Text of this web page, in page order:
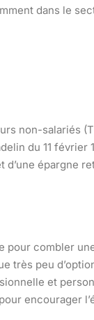
dans le
non-salariés
du 11 février
épargne
pour combler
très peu
et
encourager